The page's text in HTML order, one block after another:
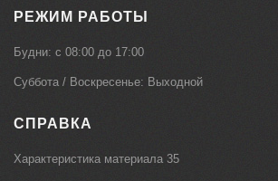
РЕЖИМ РАБОТЫ
Будни: c 08:00 до 17:00
Суббота / Воскресенье: Выходной
СПРАВКА
Характеристика материала 35